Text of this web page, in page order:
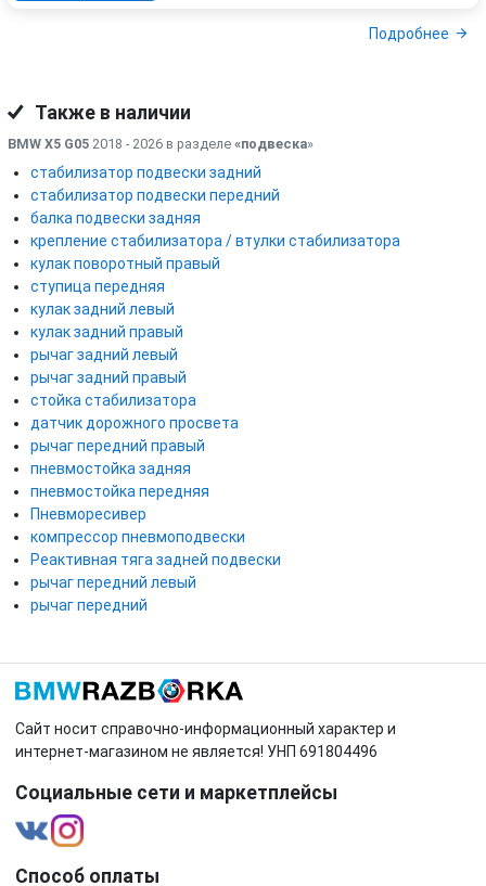
Подробнее
Также в наличии
BMW X5 G05 2018 - 2026 в разделе «подвеска»
стабилизатор подвески задний
стабилизатор подвески передний
балка подвески задняя
крепление стабилизатора / втулки стабилизатора
кулак поворотный правый
ступица передняя
кулак задний левый
кулак задний правый
рычаг задний левый
рычаг задний правый
стойка стабилизатора
датчик дорожного просвета
рычаг передний правый
пневмостойка задняя
пневмостойка передняя
Пневморесивер
компрессор пневмоподвески
Реактивная тяга задней подвески
рычаг передний левый
рычаг передний
Сайт носит справочно-информационный характер и
интернет-магазином не является! УНП 691804496
Социальные сети и маркетплейсы
Способ оплаты